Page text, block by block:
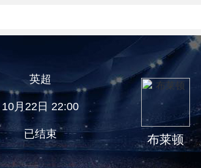
英超
10月22日 22:00
已结束 布莱顿